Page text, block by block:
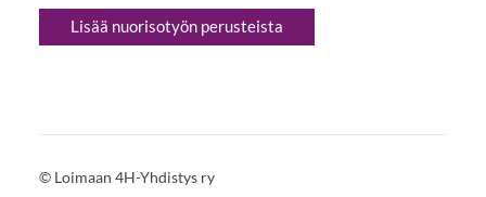
Lisää nuorisotyön perusteista
© Loimaan 4H-Yhdistys ry